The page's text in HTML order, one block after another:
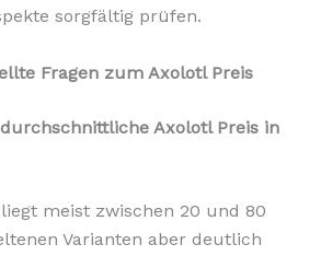
sorgfältig prüfen.
Fragen zum Axolotl Preis
Axolotl Preis in
meist zwischen 20 und 80
Varianten aber deutlich